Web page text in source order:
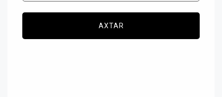
AXTAR